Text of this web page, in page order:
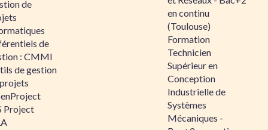
de
de
: CMMI
de gestion
Project
en continu
(Toulouse)
Formation
Technicien
Supérieur en
Conception
Industrielle de
Systèmes
Mécaniques -